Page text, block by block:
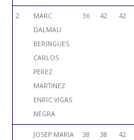
2
MARC
DALMAU
BERINGUES
CARLOS
PEREZ
MARTINEZ
ENRIC VIGAS
NEGRA
36 42 42
JOSEP MARIA
38 38 42